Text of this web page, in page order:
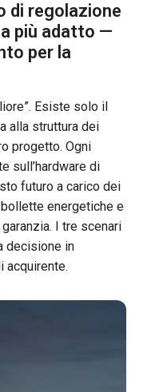
di regolazione
più adatto —
per la
Esiste solo il
alla struttura dei
progetto. Ogni
sull’hardware di
futuro a carico dei
energetiche e
I tre scenari
decisione in
acquirente.